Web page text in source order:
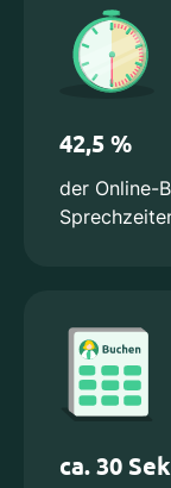
42,5 %
der Online-
ca. 30